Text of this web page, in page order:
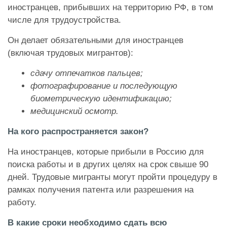
иностранцев, прибывших на территорию РФ, в том
числе для трудоустройства.
Он делает обязательными для иностранцев
(включая трудовых мигрантов):
сдачу отпечатков пальцев;
фотографирование и последующую
биометрическую идентификацию;
медицинский осмотр.
На кого распространяется закон?
На иностранцев, которые прибыли в Россию для
поиска работы и в других целях на срок свыше 90
дней. Трудовые мигранты могут пройти процедуру в
рамках получения патента или разрешения на
работу.
В какие сроки необходимо сдать всю